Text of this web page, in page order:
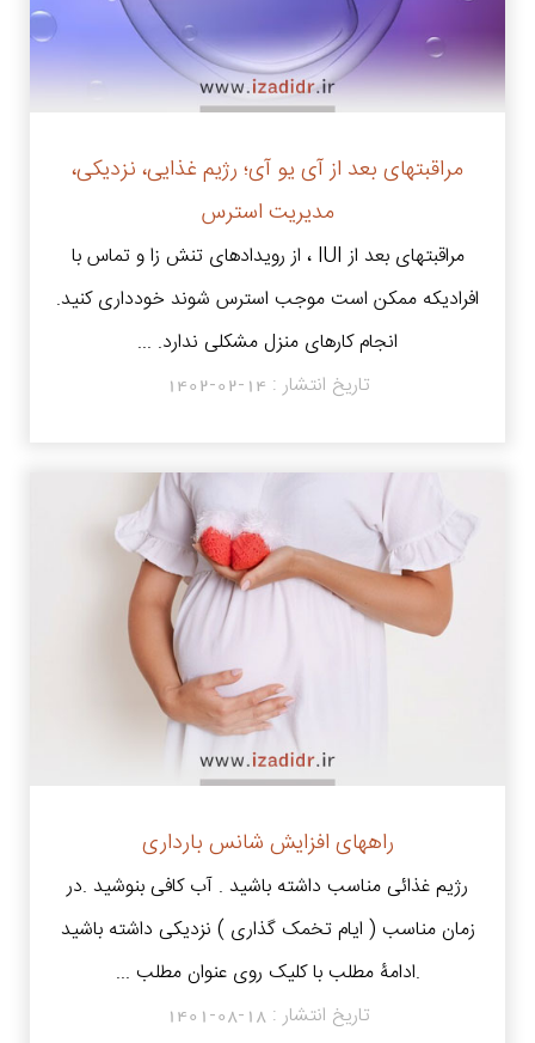
مراقبتهای بعد از آی یو آی؛ رژیم غذایی، نزدیکی،
مدیریت استرس
مراقبتهای بعد از IUI ، از رویدادهای تنش زا و تماس با
افرادیکه ممکن است موجب استرس شوند خودداری کنید.
انجام کارهای منزل مشکلی ندارد. ...
تاریخ انتشار : 1402-02-14
راههای افزایش شانس بارداری
رژیم غذائی مناسب داشته باشید . آب کافی بنوشید .در
زمان مناسب ( ایام تخمک گذاری ) نزدیکی داشته باشید
.ادامۀ مطلب با کلیک روی عنوان مطلب ...
تاریخ انتشار :1401-08-18